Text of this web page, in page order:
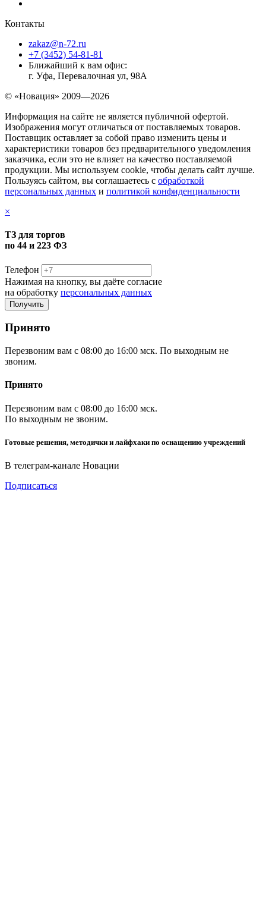
Контакты
zakaz@n-72.ru
+7 (3452) 54-81-81
Ближайший к вам офис:
г. Уфа, Перевалочная ул, 98А
© «Новация» 2009—2026
Информация на сайте не является публичной офертой.
Изображения могут отличаться от поставляемых товаров.
Поставщик оставляет за собой право изменить цены и
характеристики товаров без предварительного уведомления
заказчика, если это не влияет на качество поставляемой
продукции. Мы используем cookie, чтобы делать сайт лучше.
Пользуясь сайтом, вы соглашаетесь с обработкой
персональных данных и политикой конфиденциальности
×
ТЗ для торгов
по 44 и 223 ФЗ
Телефон
Нажимая на кнопку, вы даёте согласие
на обработку персональных данных
Принято
Перезвоним вам с 08:00 до 16:00 мск. По выходным не
звоним.
Принято
Перезвоним вам с 08:00 до 16:00 мск.
По выходным не звоним.
Готовые решения, методички и лайфхаки по оснащению учреждений
В телеграм-канале Новации
Подписаться